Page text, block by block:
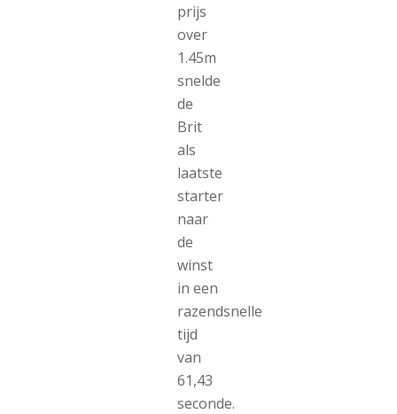
prijs
over
1.45m
snelde
de
Brit
als
laatste
starter
naar
de
winst
in een
razendsnelle
tijd
van
61,43
seconde.